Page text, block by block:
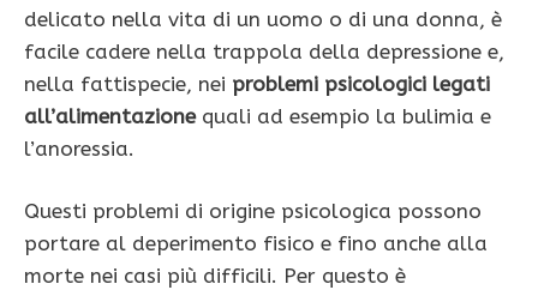
delicato nella vita di un uomo o di una donna, è
facile cadere nella trappola della depressione e,
nella fattispecie, nei problemi psicologici legati
all’alimentazionequali ad esempio la bulimia e
l’anoressia.
Questi problemi di origine psicologica possono
portare al deperimento fisico e fino anche alla
morte nei casi più difficili. Per questo è